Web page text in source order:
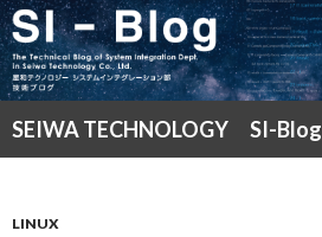
SEIWA TECHNOLOGY SI-Blog
索
ン
LINUX